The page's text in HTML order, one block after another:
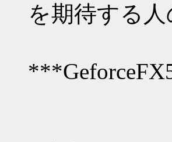
を期待する